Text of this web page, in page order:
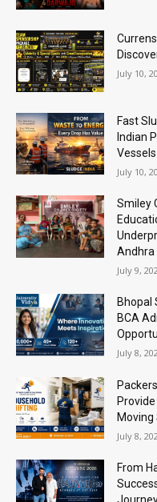
July 10,
Fast
Indian
Vessels
July 10,
Smiley
Andhra
July 9,
Bhopal
BCA
July 8,
Moving
July 8,
From